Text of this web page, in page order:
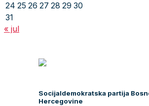
24 25 26 27 28 29 30
31
« jul
Socijaldemokratska partija
Hercegovine